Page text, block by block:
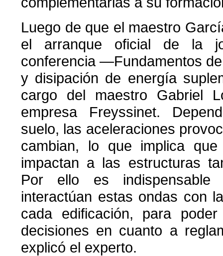
Luego de que el maestro
el arranque oficial de la
conferencia —Fundamentos
y disipación de energía
cargo del maestro Gabriel
empresa Freyssinet.
suelo, las aceleraciones
cambian, lo que implica
impactan a las estructuras
Por ello es indispensable
interactúan estas ondas con
cada edificación, para
decisiones en cuanto a
explicó el experto.